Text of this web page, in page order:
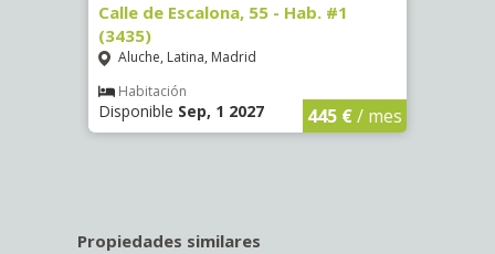
Calle de Escalona, 55 - Hab. #1
(3435)
Aluche, Latina, Madrid
Habitación
Disponible Sep, 1 2027 445 €/ mes
Propiedades similares